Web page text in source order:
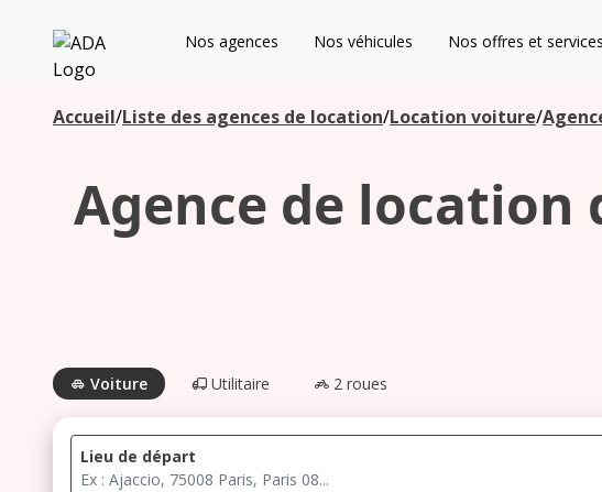
ADA Nos agences Nos véhicules Nos offres et services
Accueil/Liste des agences de location/Location voiture/
Agence de
Voiture Utilitaire 2 roues
Lieu de départ
Les agences à proximité
Commencez votre recherche pour voir les agences à
proximité